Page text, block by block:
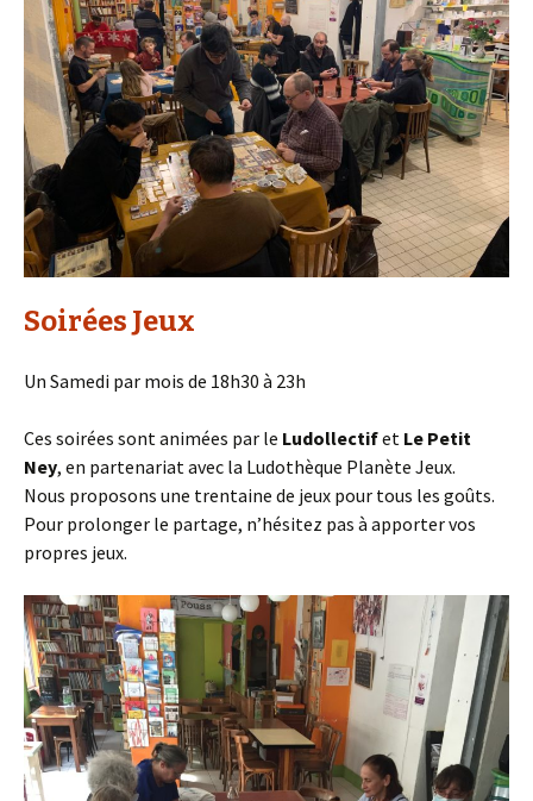
Soirées Jeux
Un Samedi par mois de 18h30 à 23h
Ces soirées sont animées par le Ludollectifet Le Petit
Ney, en partenariat avec la Ludothèque Planète Jeux.
Nous proposons une trentaine de jeux pour tous les goûts.
Pour prolonger le partage, n’hésitez pas à apporter vos
propres jeux.